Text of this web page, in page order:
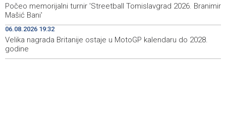
19:32
Velika nagrada Britanije ostaje u MotoGP kalendaru do
2028. godine
19:29
Španska krajnja ljevica i desnica ujedinjene protiv
Maroka kao suorganizatora SP 2030.
Počeo memorijalni turnir 'Streetball Tomislavgrad 2026. Branimir
Mašić Bani'
06.08.2026 19:32
Velika nagrada Britanije ostaje u MotoGP kalendaru do 2028.
godine